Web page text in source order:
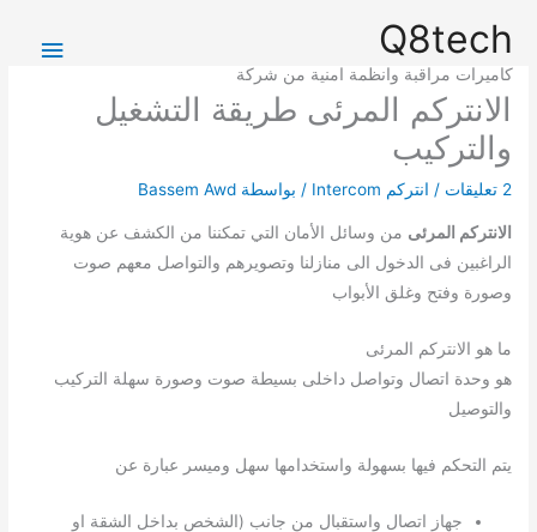
المحتوى
Q8tech
كاميرات مراقبة وانظمة امنية من شركة
الانتركم المرئى طريقة التشغيل
والتركيب
2 تعليقات / انتركم Intercom / بواسطة Bassem Awd
الانتركم المرئى من وسائل الأمان التي تمكننا من الكشف عن هوية
الراغبين فى الدخول الى منازلنا وتصويرهم والتواصل معهم صوت
وصورة وفتح وغلق الأبواب
ما هو الانتركم المرئى
هو وحدة اتصال وتواصل داخلى بسيطة صوت وصورة سهلة التركيب
والتوصيل
يتم التحكم فيها بسهولة واستخدامها سهل وميسر عبارة عن
جهاز اتصال واستقبال من جانب (الشخص بداخل الشقة او